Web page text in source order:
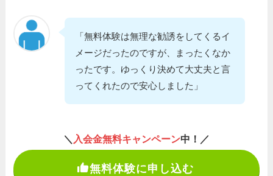
「無料体験は無理な勧誘をしてくるイ
メージだったのですが、まったくなか
ったです。ゆっくり決めて大丈夫と言
ってくれたので安心しました」
＼ 入会金無料キャンペーン中！／
無料体験に申し込む